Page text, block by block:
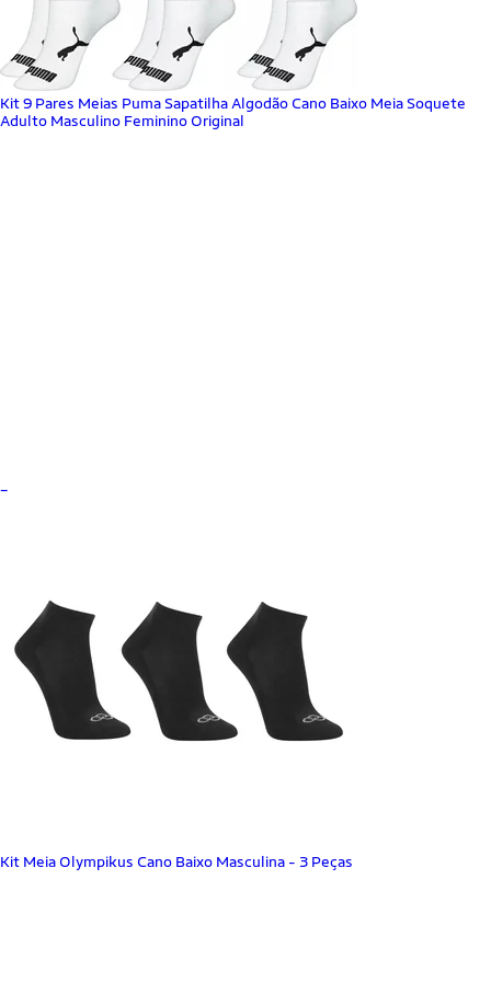
Kit 9 Pares Meias Puma Sapatilha Algodão Cano Baixo Meia Soquete
Adulto Masculino Feminino Original
Kit Meia Olympikus Cano Baixo Masculina - 3 Peças